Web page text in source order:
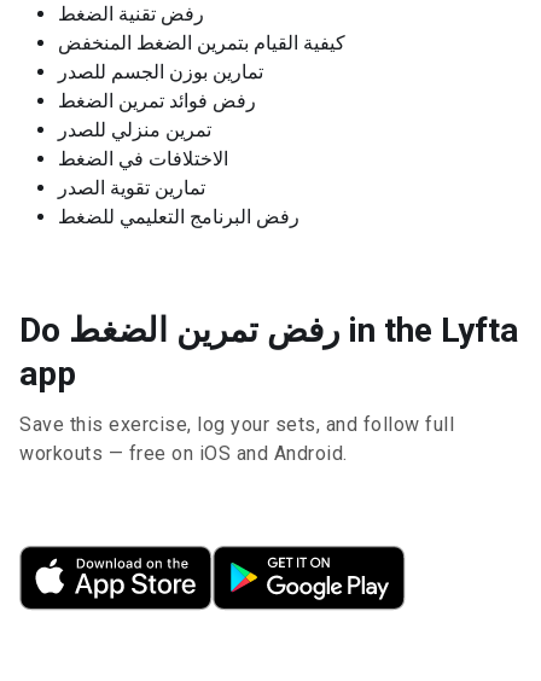
رفض تقنية الضغط
كيفية القيام بتمرين الضغط المنخفض
تمارين بوزن الجسم للصدر
رفض فوائد تمرين الضغط
تمرين منزلي للصدر
الاختلافات في الضغط
تمارين تقوية الصدر
رفض البرنامج التعليمي للضغط
Do رفض تمرين الضغط in the Lyfta
app
Save this exercise, log your sets, and follow full
workouts — free on iOS and Android.